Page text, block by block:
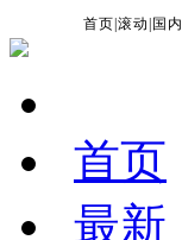
首页 |滚动 国内
首页
最新